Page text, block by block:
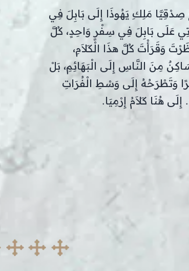
صِدْقِيَّا مَلِكِ يَهُوذَا إِلَى بَابِلَ فِي
عَلَى بَابِلَ فِي سِفْرٍ وَاحِدٍ، كُلَّ
وَقَرَأْتَ كُلَّ هذَا الْكَلاَمِ،
مِنَ النَّاسِ إِلَى الْبَهَائِمِ، بَلْ
وَتَطْرَحُهُ إِلَى وَسْطِ الْفُرَاتِ
هُنَا كَلاَمُ إِرْمِيَا.